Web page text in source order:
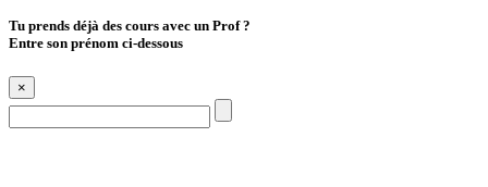
Tu prends déjà des cours avec un Prof ?
Entre son prénom ci-dessous
×